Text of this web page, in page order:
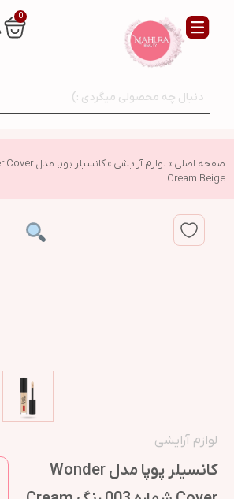
0
صفحه اصلی » لوازم آرایشی »
Cream Beige
لوازم آرایشی
کانسیلر پوپا مدل Wonder